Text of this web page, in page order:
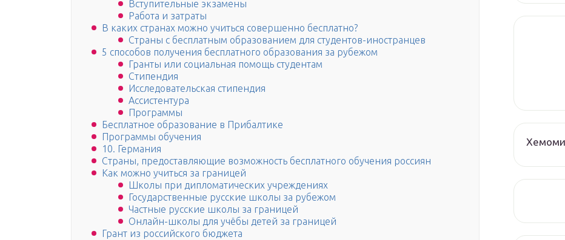
Вступительные экзамены
Работа и затраты
В каких странах можно учиться совершенно бесплатно?
Страны с бесплатным образованием для студентов-иностранцев
5 способов получения бесплатного образования за рубежом
Гранты или социальная помощь студентам
Стипендия
Исследовательская стипендия
Ассистентура
Программы
Бесплатное образование в Прибалтике
Программы обучения
10. Германия
Страны, предоставляющие возможность бесплатного обучения россиян
Как можно учиться за границей
Школы при дипломатических учреждениях
Государственные русские школы за рубежом
Частные русские школы за границей
Онлайн-школы для учёбы детей за границей
Грант из российского бюджета